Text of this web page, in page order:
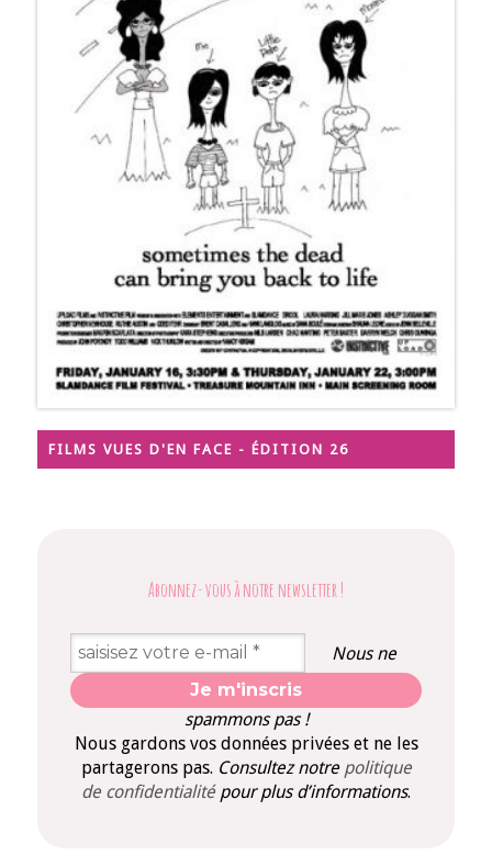
FILMS VUES D'EN FACE - ÉDITION 26
Abonnez-vous à notre newsletter !
Nous ne
spammons pas !
Nous gardons vos données privées et ne les
partagerons pas. Consultez notre politique
de confidentialité pour plus d’informations.